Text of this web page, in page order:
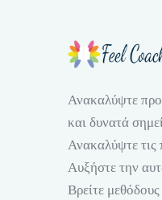
Ανακαλύψτε
και δυνατά
Ανακαλύψτε τις
Αυξήστε την
Βρείτε